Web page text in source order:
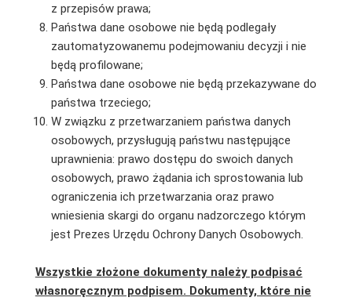
z przepisów prawa;
Państwa dane osobowe nie będą podlegały
zautomatyzowanemu podejmowaniu decyzji i nie
będą profilowane;
Państwa dane osobowe nie będą przekazywane do
państwa trzeciego;
W związku z przetwarzaniem państwa danych
osobowych, przysługują państwu następujące
uprawnienia: prawo dostępu do swoich danych
osobowych, prawo żądania ich sprostowania lub
ograniczenia ich przetwarzania oraz prawo
wniesienia skargi do organu nadzorczego którym
jest Prezes Urzędu Ochrony Danych Osobowych.
Wszystkie złożone dokumenty należy podpisać
własnoręcznym podpisem. Dokumenty, które nie